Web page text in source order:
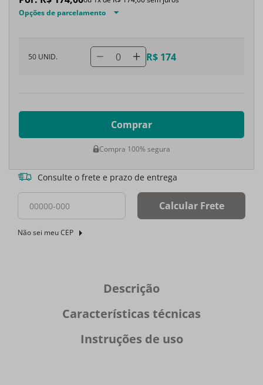
Opções de parcelamento
50 UNID. 0 R$ 174
Comprar
Compra 100% segura
Consulte o frete e prazo de entrega
Calcular Frete
Não sei meu CEP
Descrição
Características técnicas
Instruções de uso